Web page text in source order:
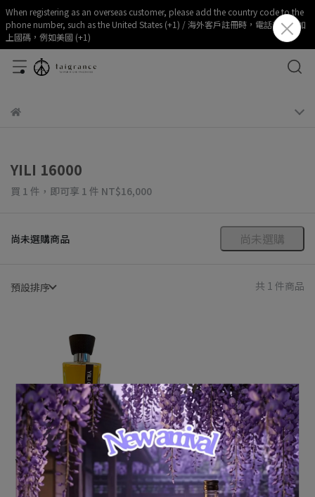
When registering as an overseas customer, please add the country code to the
phone number, such as the United States (+1) / 海外客戶註冊時，電話部分請加
上國碼，例如美國 (+1)
YILI 16000
買 1 件， 即可享 1 件 NT$16,000
尚未選購商品 尚未選購
預設排序 共 1 件商品
YILI Olfactory Art 黃金烏木
(Golden Oudh II)
NT$16,001